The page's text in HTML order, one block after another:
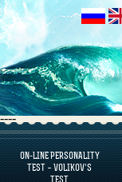
----
ON-LINE PERSONALITY
TEST – VOLIKOV’S
TEST